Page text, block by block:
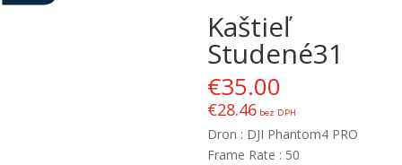
Kaštieľ
Studené31
€35.00
€28.46 bez DPH
Dron : DJI Phantom4 PRO
Frame Rate : 50